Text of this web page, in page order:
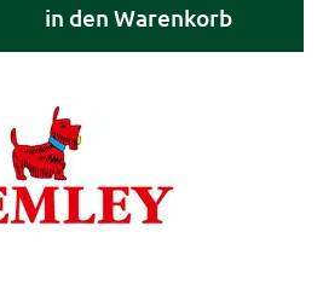
in den Warenkorb